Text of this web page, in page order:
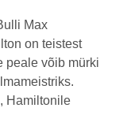
Max
on teistest
peale võib mürki
Hamiltonile